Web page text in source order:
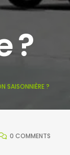
?
SAISONNIÈRE ?
0 COMMENTS